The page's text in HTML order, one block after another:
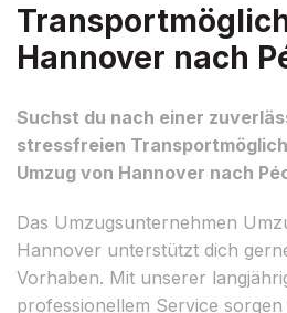
Hannover nach
Suchst du nach einer
stressfreien
Umzug von Hannover nach
Das Umzugsunternehmen
Hannover unterstützt dich
Vorhaben. Mit unserer
professionellem Service